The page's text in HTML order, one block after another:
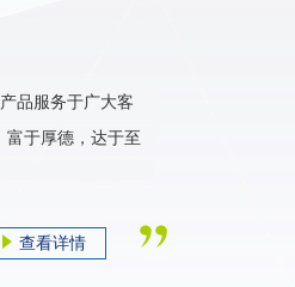
品服务于广大客
富于厚德，达于至
查看详情